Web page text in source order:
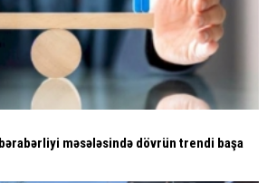
məsələsində dövrün trendi başa